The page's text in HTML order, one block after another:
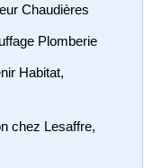
Chaudières
Plomberie
Habitat,
chez Lesaffre,